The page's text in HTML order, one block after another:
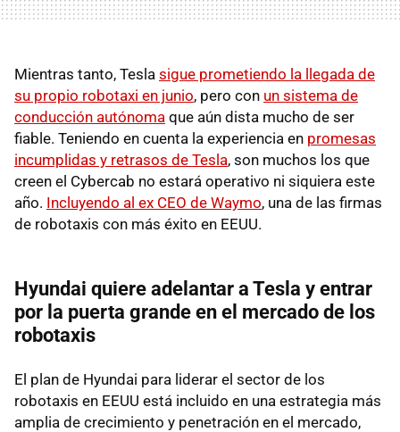
Mientras tanto, Tesla sigue prometiendo la llegada de
su propio robotaxi en junio, pero con un sistema de
conducción autónoma que aún dista mucho de ser
fiable. Teniendo en cuenta la experiencia en promesas
incumplidas y retrasos de Tesla, son muchos los que
creen el Cybercab no estará operativo ni siquiera este
año. Incluyendo al ex CEO de Waymo, una de las firmas
de robotaxis con más éxito en EEUU.
Hyundai quiere adelantar a Tesla y entrar
por la puerta grande en el mercado de los
robotaxis
El plan de Hyundai para liderar el sector de los
robotaxis en EEUU está incluido en una estrategia más
amplia de crecimiento y penetración en el mercado,